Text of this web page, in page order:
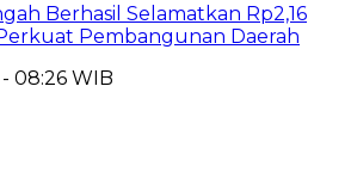
Berhasil Selamatkan Rp2,16
Pembangunan Daerah
08:26 WIB